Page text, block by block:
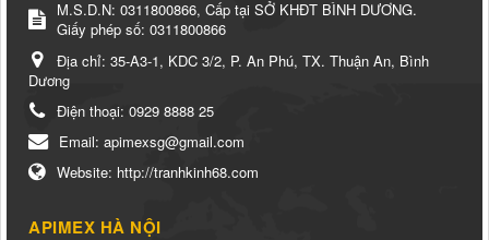
M.S.D.N: 0311800866, Cấp tại SỞ KHĐT BÌNH DƯƠNG.
Giấy phép số: 0311800866
Địa chỉ: 35-A3-1, KDC 3/2, P. An Phú, TX. Thuận An, Bình
Dương
Điện thoại: 0929 8888 25
Email: apimexsg@gmail.com
Website: http://tranhkinh68.com
APIMEX HÀ NỘI